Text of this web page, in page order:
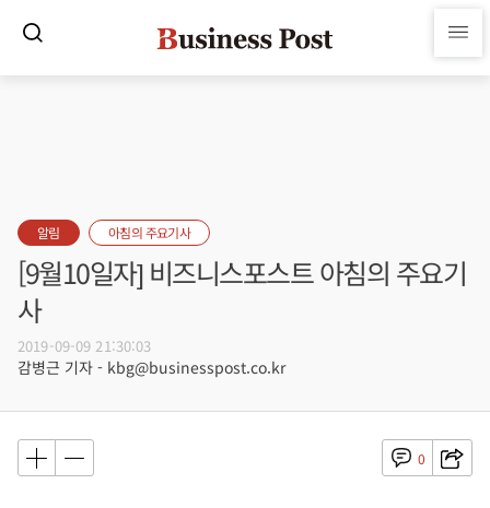
알림 아침의 주요기사
[9월10일자] 비즈니스포스트 아침의 주요기
사
2019-09-09 21:30:03
감병근 기자 - kbg@businesspost.co.kr
0